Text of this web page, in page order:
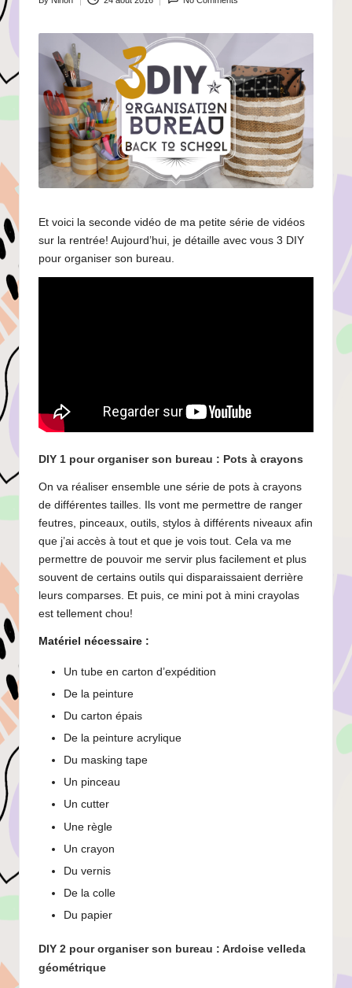
Posted
Et voici la seconde vidéo de ma petite série de vidéos
sur la rentrée! Aujourd’hui, je détaille avec vous 3 DIY
pour organiser son bureau.
DIY 1 pour organiser son bureau : Pots à crayons
On va réaliser ensemble une série de pots à crayons
de différentes tailles. Ils vont me permettre de ranger
feutres, pinceaux, outils, stylos à différents niveaux afin
que j’ai accès à tout et que je vois tout. Cela va me
permettre de pouvoir me servir plus facilement et plus
souvent de certains outils qui disparaissaient derrière
leurs comparses. Et puis, ce mini pot à mini crayolas
est tellement chou!
Matériel nécessaire :
Un tube en carton d’expédition
De la peinture
Du carton épais
De la peinture acrylique
Du masking tape
Un pinceau
Un cutter
Une règle
Un crayon
Du vernis
De la colle
Du papier
DIY 2 pour organiser son bureau : Ardoise velleda
géométrique